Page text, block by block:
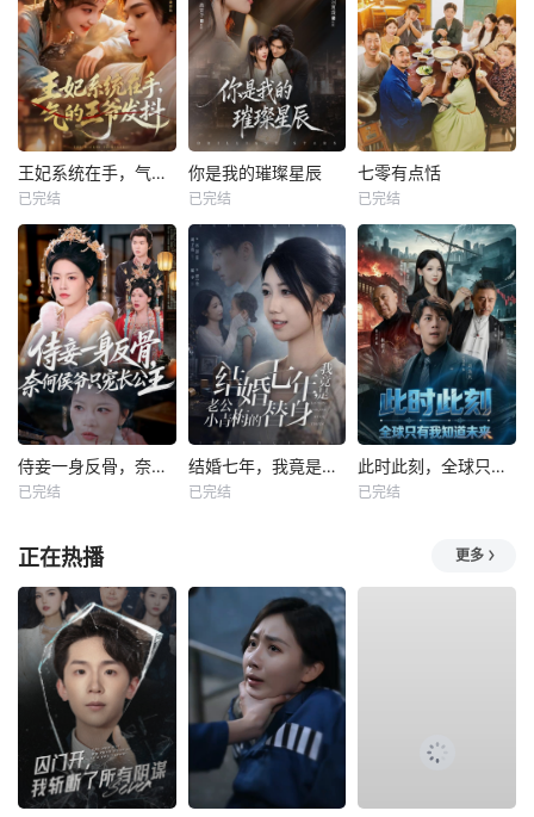
王妃系统在手，气的王爷发抖
已完结
你是我的璀璨星辰
已完结
七零有点恬
已完结
侍妾一身反骨，奈何侯爷只宠长公主
已完结
结婚七年，我竟是老公小青梅的替身
已完结
此时此刻，全球只有我知道未来
已完结
正在热播 更多